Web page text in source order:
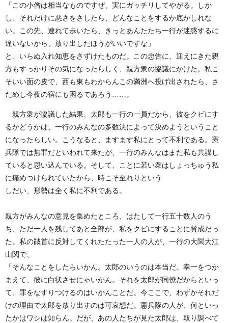
「この小僧は相当なものですぜ、実にガッチリしてやがる。しか
し、それだけに悪さをさしたら、どんなことをするか底がしれな
い。この先、連れて歩いたら、きっとあんたたち一行が迷惑するに
違いないから、放り出したほうがいいですな」
と、いらぬ入れ知恵をさずけたものだ。この忠告に、迎えにきた親
方もすっかりその気になったらしく、親方衆の協議にかけた。私こ
そいい面の皮で、西も東もわからんこの満洲へ投げ出されたら、さ
だめし今夜の宿にも困るであろう……。
親方衆が協議した結果、太郎も一行の一員だから、彼をクビにす
るかどうかは、一行のみんなの多数決によって決めようということ
になったらしい。こうなると、ますます私にとって不利である。憲
兵隊では無罪だといわれて来たが、一行のみんなはまだ私も共謀し
ていると思い込んでいる。そして、ことに若い衆はしょっちゅう私
に痛めつけられていたから、時こそ至れりという
しだい、形勢は全く私に不利である。
親方がみんなの意見を集めたところ、はたして一行五十数人のう
ち、ただ一人を残してあと全部が、私をクビにすることに賛成だっ
た。私の馘首に反対してくれたたった一人の人が、一行の大関大江
山関で、
「そんなことをしたらいかん。太郎のいうのは本当だ。幸一をつか
まえて、彼に白状させにゃいかん。それを太郎が同僚だからといっ
て、罪をなすりつけるのはいかんことだ。今ここで、わずかそれだ
けの理由で太郎を放り出すのは可哀想だ。憲兵隊の人が、何といっ
たかはワシは知らん。だが、あの人たちが見た太郎は、取り調べて